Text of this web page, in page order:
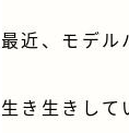
最近、モデル
生き生きし